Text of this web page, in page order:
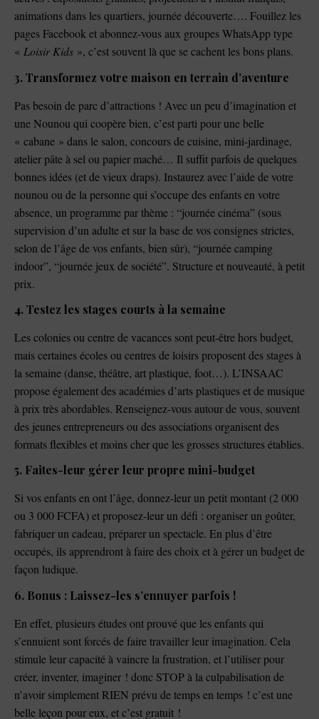
animations dans les quartiers, journée découverte…. Fouillez les
pages Facebook et abonnez-vous aux groupes WhatsApp type
« Loisir Kids », c’est souvent là que se cachent les bons plans.
3. Transformez votre maison en terrain d’aventure
Pas besoin de parc d’attractions ! Avec un peu d’imagination et
une Nounou qui coopère bien, c’est parti pour une belle
« cabane » dans le salon, concours de cuisine, mini-jardinage,
atelier pâte à sel ou papier maché… Il suffit parfois de quelques
bonnes idées (et de vieux draps). Instaurez avec l’aide de votre
nounou ou de la personne qui s’occupe des enfants en votre
absence, un programme par thème : “journée cinéma” (sous
supervision d’un adulte et sur la base de vos consignes strictes,
selon de l’âge de vos enfants, bien sûr), “journée camping
indoor”, “journée jeux de société”. Structure et nouveauté, à petit
prix.
4. Testez les stages courts à la semaine
Les colonies ou centre de vacances sont peut-être hors budget,
mais certaines écoles ou centres de loisirs proposent des stages à
la semaine (danse, théâtre, art plastique, foot…). L’INSAAC
propose également des académies d’arts plastiques et de musique
à prix très abordables. Renseignez-vous autour de vous, souvent
des jeunes entrepreneurs ou des associations organisent des
formats flexibles et moins cher que les grosses structures établies.
5. Faites-leur gérer leur propre mini-budget
Si vos enfants en ont l’âge, donnez-leur un petit montant (2 000
ou 3 000 FCFA) et proposez-leur un défi : organiser un goûter,
fabriquer un cadeau, préparer un spectacle. En plus d’être
occupés, ils apprendront à faire des choix et à gérer un budget de
façon ludique.
6. Bonus : Laissez-les s’ennuyer parfois !
En effet, plusieurs études ont prouvé que les enfants qui
s’ennuient sont forcés de faire travailler leur imagination. Cela
stimule leur capacité à vaincre la frustration, et l’utiliser pour
créer, inventer, imaginer ! donc STOP à la culpabilisation de
n’avoir simplement RIEN prévu de temps en temps ! c’est une
belle leçon pour eux, et c’est gratuit !